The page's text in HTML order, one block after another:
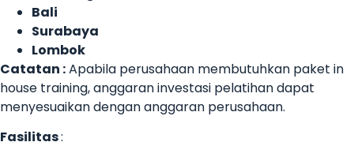
Bali
Surabaya
Lombok
Catatan :Apabila perusahaan membutuhkan paket in
house training, anggaran investasi pelatihan dapat
menyesuaikan dengan anggaran perusahaan.
Fasilitas: